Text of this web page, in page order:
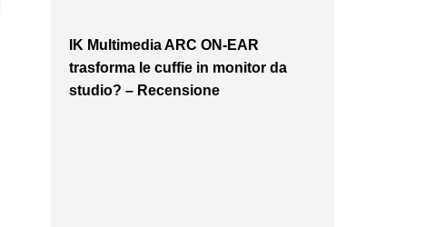
IK Multimedia ARC ON-EAR
trasforma le cuffie in monitor da
studio? – Recensione